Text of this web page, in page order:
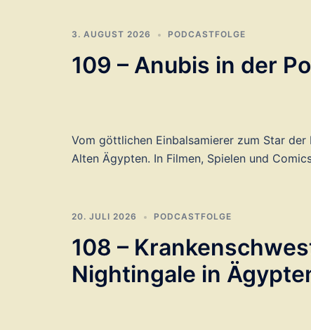
3. AUGUST 2026 PODCASTFOLGE
109 – Anubis in der
Vom göttlichen Einbalsamierer zum Star
Alten Ägypten. In Filmen, Spielen und
20. JULI 2026 PODCASTFOLGE
108 –
Nightingale in